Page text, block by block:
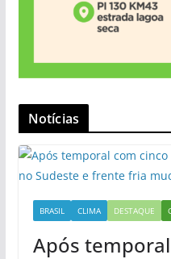
Notícias
BRASIL CLIMA DESTAQUE
Após